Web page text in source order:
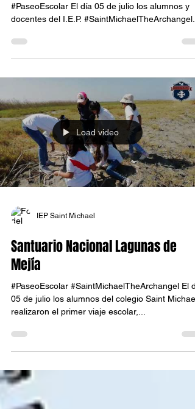
#STMASCHOOL #SaintMichaelTheArchangel
docentes del I.E.P. #SaintMichaelTheArchangel...
Load video
IEP Saint Michael
Santuario Nacional Lagunas de
Mejía
#PaseoEscolar #SaintMichaelTheArchangel El
realizaron el primer viaje escolar,...